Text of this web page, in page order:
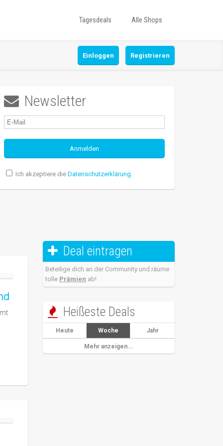
Tagesdeals Alle Shops
Einloggen Registrieren
 Newsletter
Ich akzeptiere die Datenschutzerklärung.
 Deal eintragen
Beteilige dich an der Community und räume
tolle Prämien ab!
 Heißeste Deals
Heute Woche Jahr
Mehr anzeigen...